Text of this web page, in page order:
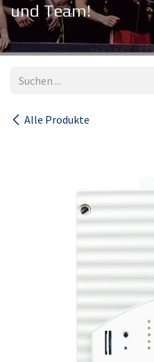
und Team!
Alle Produkte